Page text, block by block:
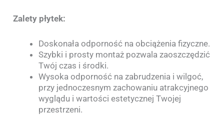
Zalety płytek:
Doskonała odporność na obciążenia fizyczne.
Szybki i prosty montaż pozwala zaoszczędzić
Twój czas i środki.
Wysoka odporność na zabrudzenia i wilgoć,
przy jednoczesnym zachowaniu atrakcyjnego
wyglądu i wartości estetycznej Twojej
przestrzeni.